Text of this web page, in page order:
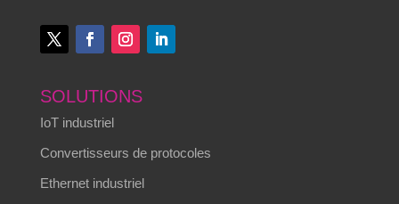
SOLUTIONS
IoT industriel
Convertisseurs de protocoles
Ethernet industriel